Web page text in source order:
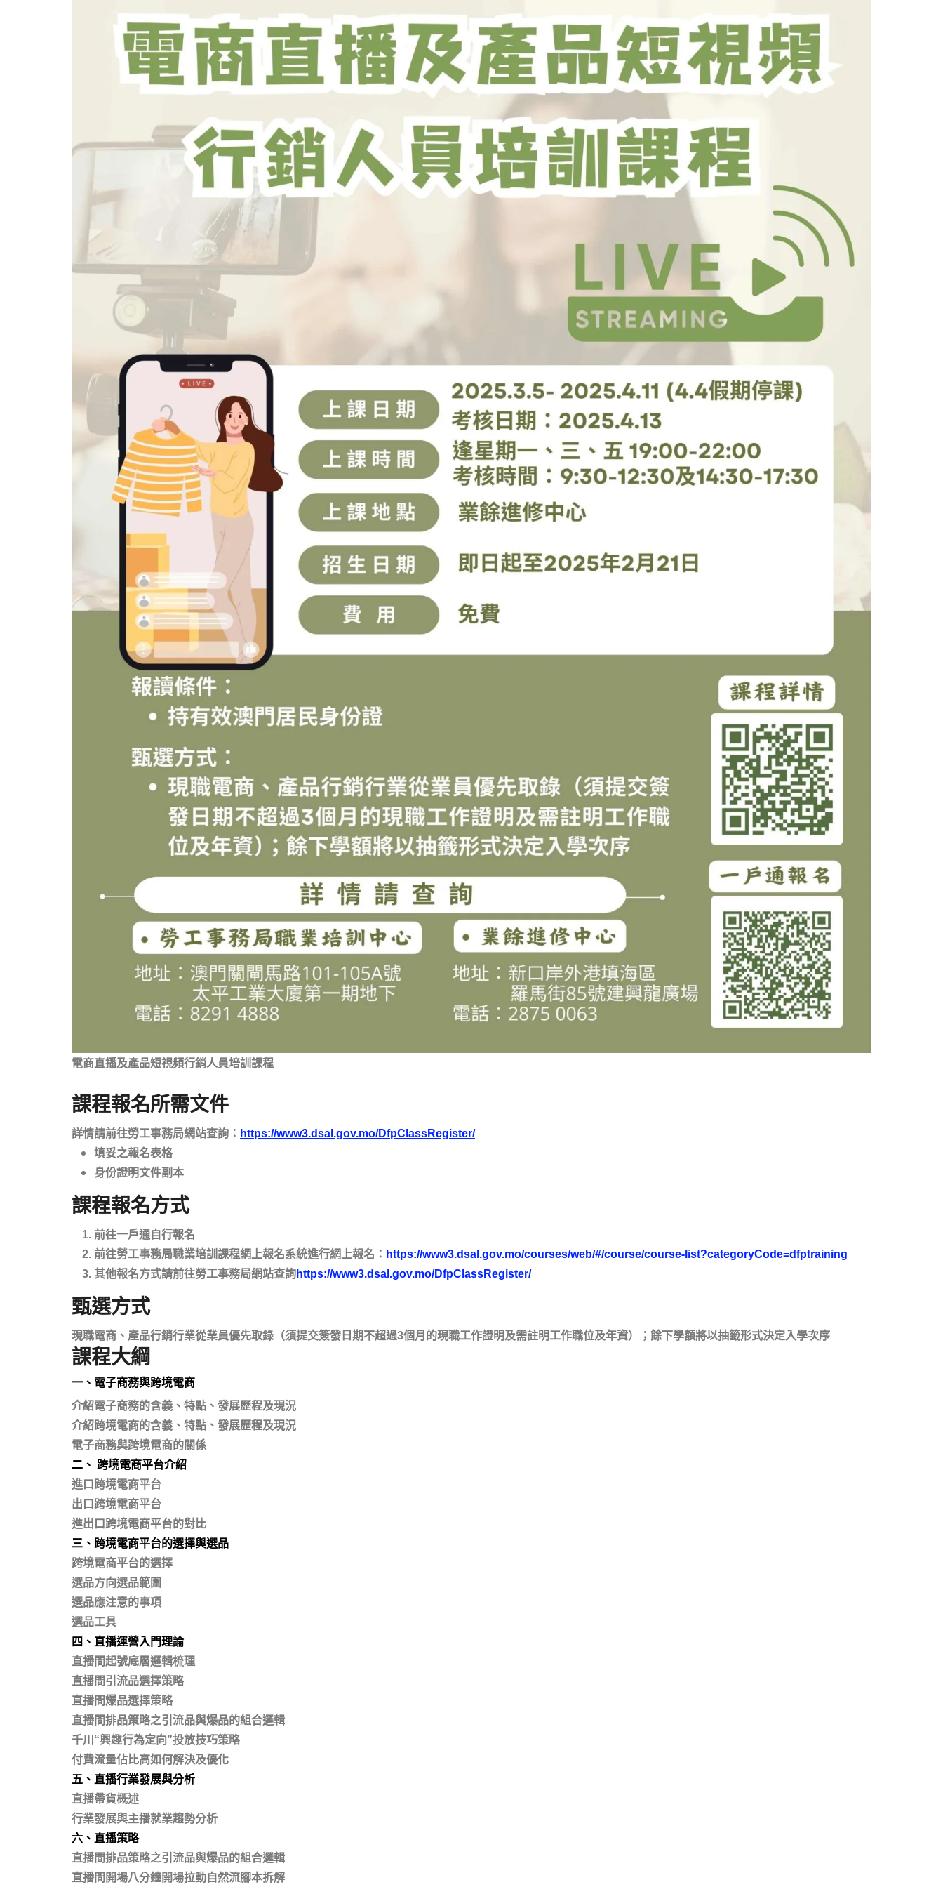
電商直播及產品短視頻行銷人員培訓課程
課程報名所需文件
詳情請前往勞工事務局網站查詢： https://www3.dsal.gov.mo/DfpClassRegister/
填妥之報名表格
身份證明文件副本
課程報名方式
前往一戶通自行報名
前往勞工事務局職業培訓課程網上報名系統進行網上報名： https://www3.dsal.gov.mo/courses/web/#/course/course-list?categoryCode=dfptraining
其他報名方式請前往勞工事務局網站查詢https://www3.dsal.gov.mo/DfpClassRegister/
甄選方式
現職電商、產品行銷行業從業員優先取錄（須提交簽發日期不超過3個月的現職工作證明及需註明工作職位及年資）；餘下學額將以抽籤形式決定入學次序
課程大綱
一、電子商務與跨境電商
介紹電子商務的含義、特點、發展歷程及現況
介紹跨境電商的含義、特點、發展歷程及現況
電子商務與跨境電商的關係
二、 跨境電商平台介紹
進口跨境電商平台
出口跨境電商平台
進出口跨境電商平台的對比
三、跨境電商平台的選擇與選品
跨境電商平台的選擇
選品方向選品範圍
選品應注意的事項
選品工具
四、直播運營入門理論
直播間起號底層邏輯梳理
直播間引流品選擇策略
直播間爆品選擇策略
直播間排品策略之引流品與爆品的組合邏輯
千川“興趣行為定向”投放技巧策略
付費流量佔比高如何解決及優化
五、直播行業發展與分析
直播帶貨概述
行業發展與主播就業趨勢分析
六、直播策略
直播間排品策略之引流品與爆品的組合邏輯
直播間開場八分鐘開場拉動自然流腳本拆解